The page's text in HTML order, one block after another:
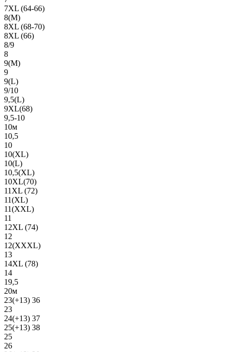
7XL (64-66)
8(М)
8XL (68-70)
8XL (66)
8/9
8
9(М)
9
9(L)
9/10
9,5(L)
9XL(68)
9,5-10
10м
10,5
10
10(XL)
10(L)
10,5(XL)
10XL(70)
11XL (72)
11(XL)
11(XXL)
11
12XL (74)
12
12(ХХХL)
13
14XL (78)
14
19,5
20м
23(+13) 36
23
24(+13) 37
25(+13) 38
25
26